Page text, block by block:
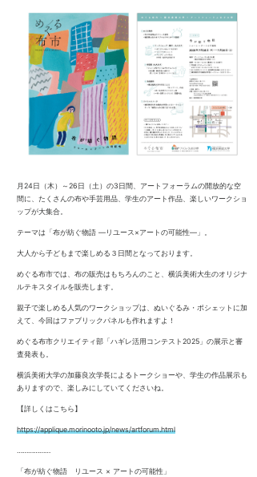
月24日（木）～26日（土）の3日間、アートフォーラムの開放的な空
間に、たくさんの布や手芸用品、学生のアート作品、楽しいワークショ
ップが大集合。
テーマは「布が紡ぐ物語 ―リユース×アートの可能性―」。
大人から子どもまで楽しめる３日間となっております。
めぐる布市では、布の販売はもちろんのこと、横浜美術大生のオリジナ
ルテキスタイルを販売します。
親子で楽しめる人気のワークショップは、ぬいぐるみ・ポシェットに加
えて、今回はファブリックパネルも作れますよ！
めぐる布市クリエイティ部「ハギレ活用コンテスト2025」の展示と審
査発表も。
横浜美術大学の加藤良次学長によるトークショーや、学生の作品展示も
ありますので、楽しみにしていてくださいね。
【詳しくはこちら】
https://applique.morinooto.jp/news/artforum.html
「布が紡ぐ物語 リユース × アートの可能性」